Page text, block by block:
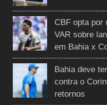
CBF opta por
VAR sobre
em Bahia x
Bahia deve
contra o
retornos